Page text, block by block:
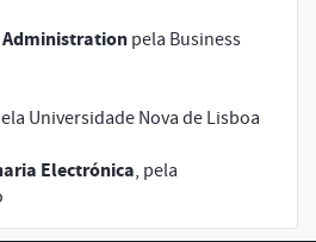
Administration pela Business
Universidade Nova de Lisboa
Electrónica, pela